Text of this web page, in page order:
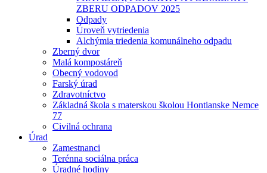
ZBERU ODPADOV 2025
Odpady
Úroveň vytriedenia
Alchýmia triedenia komunálneho odpadu
Zberný dvor
Malá kompostáreň
Obecný vodovod
Farský úrad
Zdravotníctvo
Základná škola s materskou školou Hontianske Nemce
77
Civilná ochrana
Úrad
Zamestnanci
Terénna sociálna práca
Úradné hodiny